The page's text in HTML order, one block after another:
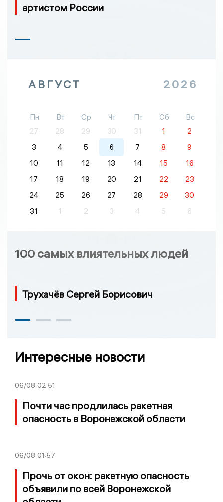
артистом России
АВГУСТ 2026
Пн Вт Ср Чт Пт Сб
Вс
27
28 29 30 31 1
2
3
4 5 6 7 8
9
10
11 12 13 14 15
16
17
18 19 20 21 22
23
24
25 26 27 28 29
30
31
1 2 3 4 5 6
100 самых влиятельных людей
Трухачёв Сергей Борисович
Интересные новости
06/08 02:51
Почти час продлилась ракетная
опасность в Воронежской области
06/08 01:57
Прочь от окон: ракетную опасность
объявили по всей Воронежской